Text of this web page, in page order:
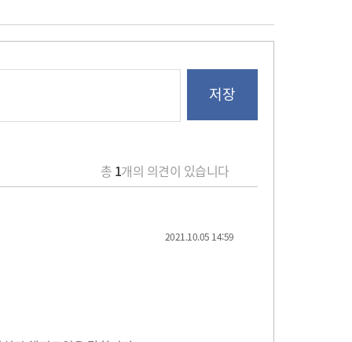
총 1개의 의견이 있습니다
2021.10.05 14:59